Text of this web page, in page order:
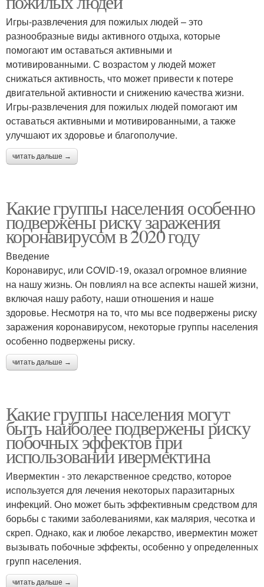
Игры-развлечения для пожилых людей – это
разнообразные виды активного отдыха, которые
помогают им оставаться активными и
мотивированными. С возрастом у людей может
снижаться активность, что может привести к потере
двигательной активности и снижению качества жизни.
Игры-развлечения для пожилых людей помогают им
оставаться активными и мотивированными, а также
улучшают их здоровье и благополучие.
читать дальше →
Какие группы населения особенно
подвержены риску заражения
коронавирусом в 2020 году
Введение
Коронавирус, или COVID-19, оказал огромное влияние
на нашу жизнь. Он повлиял на все аспекты нашей жизни,
включая нашу работу, наши отношения и наше
здоровье. Несмотря на то, что мы все подвержены риску
заражения коронавирусом, некоторые группы населения
особенно подвержены риску.
читать дальше →
Какие группы населения могут
быть наиболее подвержены риску
побочных эффектов при
использовании ивермектина
Ивермектин - это лекарственное средство, которое
используется для лечения некоторых паразитарных
инфекций. Оно может быть эффективным средством для
борьбы с такими заболеваниями, как малярия, чесотка и
скреп. Однако, как и любое лекарство, ивермектин может
вызывать побочные эффекты, особенно у определенных
групп населения.
читать дальше →